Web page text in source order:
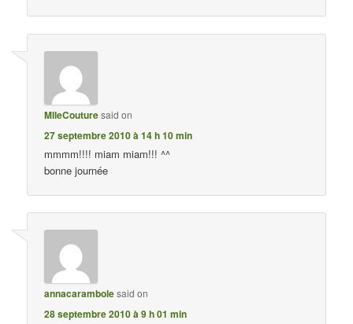
MlleCouturesaid on
27 septembre 2010 à 14 h 10 min
mmmm!!!! miam miam!!! ^^
bonne journée
annacarambolesaid on
28 septembre 2010 à 9 h 01 min